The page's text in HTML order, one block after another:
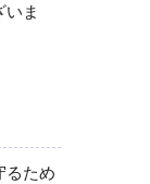
ま
るため